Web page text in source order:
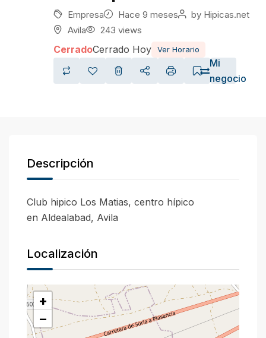
Empresa Hace 9 meses by Hipicas.net
Avila
243 views
CerradoCerrado Hoy Ver Horario
Mi
negocio
Descripción
Club hipico Los Matias, centro hípico
en Aldealabad, Avila
Localización
+
−